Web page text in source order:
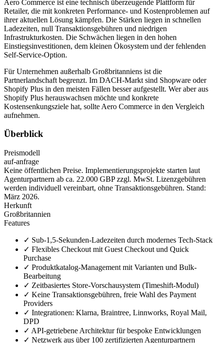
Aero Commerce ist eine technisch überzeugende Plattform für
Retailer, die mit konkreten Performance- und Kostenproblemen auf
ihrer aktuellen Lösung kämpfen. Die Stärken liegen in schnellen
Ladezeiten, null Transaktionsgebühren und niedrigen
Infrastrukturkosten. Die Schwächen liegen in den hohen
Einstiegsinvestitionen, dem kleinen Ökosystem und der fehlenden
Self-Service-Option.
Für Unternehmen außerhalb Großbritanniens ist die
Partnerlandschaft begrenzt. Im DACH-Markt sind Shopware oder
Shopify Plus in den meisten Fällen besser aufgestellt. Wer aber aus
Shopify Plus herauswachsen möchte und konkrete
Kostensenkungsziele hat, sollte Aero Commerce in den Vergleich
aufnehmen.
Überblick
Preismodell
auf-anfrage
Keine öffentlichen Preise. Implementierungsprojekte starten laut
Agenturpartnern ab ca. 22.000 GBP zzgl. MwSt. Lizenzgebühren
werden individuell vereinbart, ohne Transaktionsgebühren. Stand:
März 2026.
Herkunft
Großbritannien
Features
✓ Sub-1,5-Sekunden-Ladezeiten durch modernes Tech-Stack
✓ Flexibles Checkout mit Guest Checkout und Quick
Purchase
✓ Produktkatalog-Management mit Varianten und Bulk-
Bearbeitung
✓ Zeitbasiertes Store-Vorschausystem (Timeshift-Modul)
✓ Keine Transaktionsgebühren, freie Wahl des Payment
Providers
✓ Integrationen: Klarna, Braintree, Linnworks, Royal Mail,
DPD
✓ API-getriebene Architektur für bespoke Entwicklungen
✓ Netzwerk aus über 100 zertifizierten Agenturpartnern